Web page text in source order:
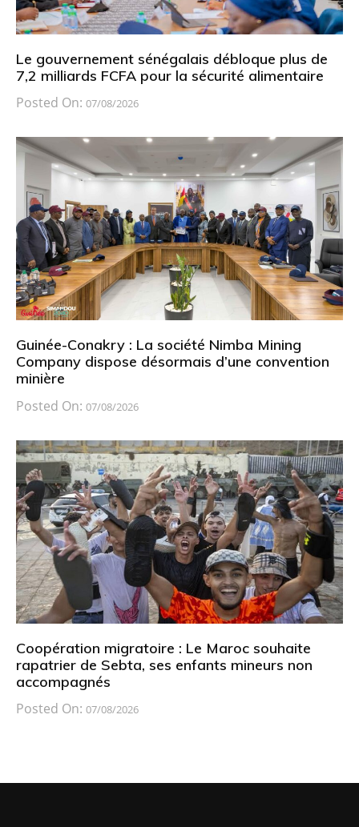
Le gouvernement sénégalais débloque plus de
7,2 milliards FCFA pour la sécurité alimentaire
Posted On: 07/08/2026
Guinée-Conakry : La société Nimba Mining
Company dispose désormais d’une convention
minière
Posted On: 07/08/2026
Coopération migratoire : Le Maroc souhaite
rapatrier de Sebta, ses enfants mineurs non
accompagnés
Posted On: 07/08/2026